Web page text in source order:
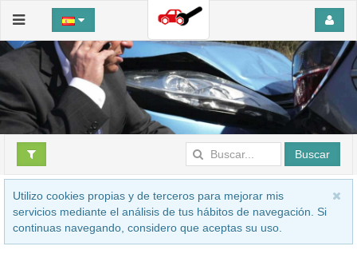
Buscar
Utilizo cookies propias y de terceros para mejorar mis
servicios mediante el análisis de tus hábitos de navegación. Si
continuas navegando, considero que aceptas su uso.